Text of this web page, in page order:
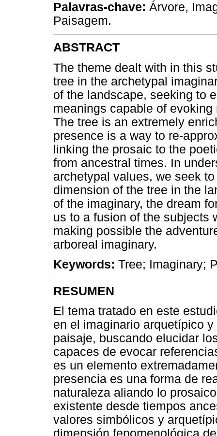
Palavras-chave: Árvore,
Paisagem.
ABSTRACT
The theme dealt with in this
tree in the archetypal
of the landscape, seeking to
meanings capable of
The tree is an extremely
presence is a way to re-
linking the prosaic to the
from ancestral times. In
archetypal values, we seek
dimension of the tree in the
of the imaginary, the dream
us to a fusion of the subjects
making possible the
arboreal imaginary.
Keywords: Tree; Imaginary;
RESUMEN
El tema tratado en este
en el imaginario arquetípico
paisaje, buscando elucidar
capaces de evocar
es un elemento
presencia es una forma de
naturaleza aliando lo
existente desde tiempos
valores simbólicos y